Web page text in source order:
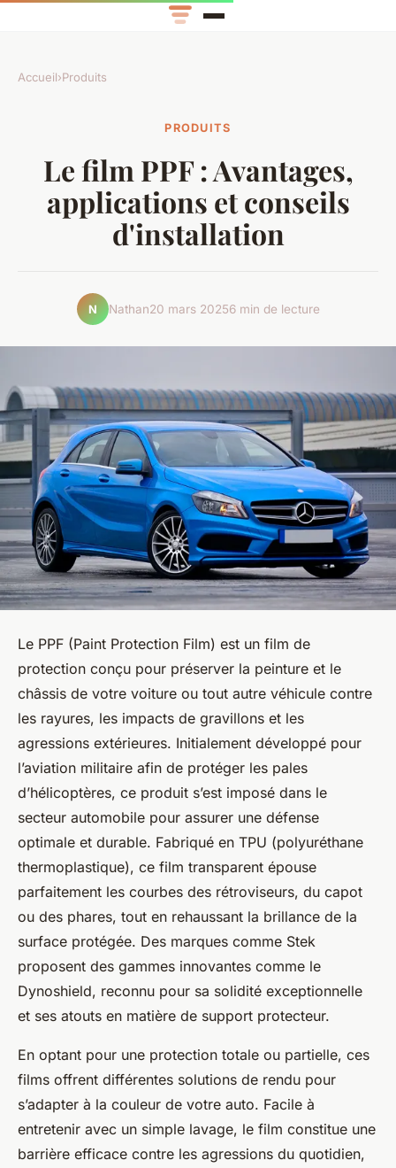
Accueil›Produits
PRODUITS
Le film PPF : Avantages,
applications et conseils
d'installation
N Nathan20 mars 20256 min de lecture
Le PPF (Paint Protection Film) est un film de
protection conçu pour préserver la peinture et le
châssis de votre voiture ou tout autre véhicule contre
les rayures, les impacts de gravillons et les
agressions extérieures. Initialement développé pour
l’aviation militaire afin de protéger les pales
d’hélicoptères, ce produit s’est imposé dans le
secteur automobile pour assurer une défense
optimale et durable. Fabriqué en TPU (polyuréthane
thermoplastique), ce film transparent épouse
parfaitement les courbes des rétroviseurs, du capot
ou des phares, tout en rehaussant la brillance de la
surface protégée. Des marques comme Stek
proposent des gammes innovantes comme le
Dynoshield, reconnu pour sa solidité exceptionnelle
et ses atouts en matière de support protecteur.
En optant pour une protection totale ou partielle, ces
films offrent différentes solutions de rendu pour
s’adapter à la couleur de votre auto. Facile à
entretenir avec un simple lavage, le film constitue une
barrière efficace contre les agressions du quotidien,